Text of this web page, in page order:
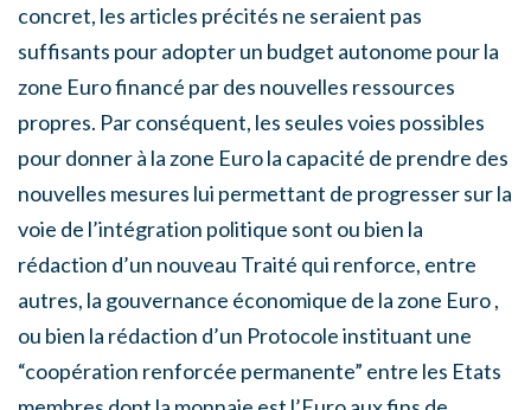
concret, les articles précités ne seraient pas
suffisants pour adopter un budget autonome pour la
zone Euro financé par des nouvelles ressources
propres. Par conséquent, les seules voies possibles
pour donner à la zone Euro la capacité de prendre des
nouvelles mesures lui permettant de progresser sur la
voie de l’intégration politique sont ou bien la
rédaction d’un nouveau Traité qui renforce, entre
autres, la gouvernance économique de la zone Euro ,
ou bien la rédaction d’un Protocole instituant une
“coopération renforcée permanente” entre les Etats